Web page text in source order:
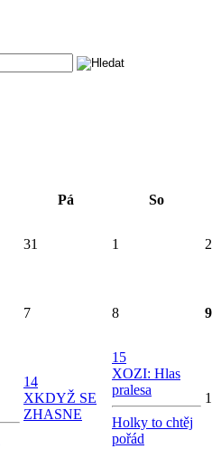
Pá So
31 1 2
7 8 9
14
XKDYŽ SE
ZHASNE
15
XOZI: Hlas
pralesa
Holky to chtěj
pořád